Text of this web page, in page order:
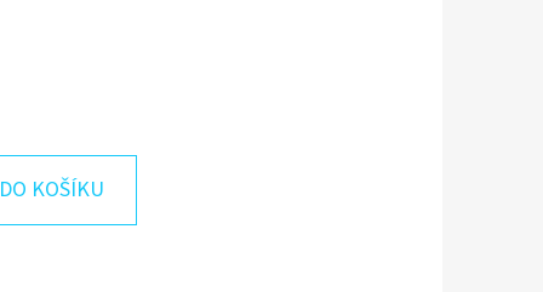
KOŠÍKU